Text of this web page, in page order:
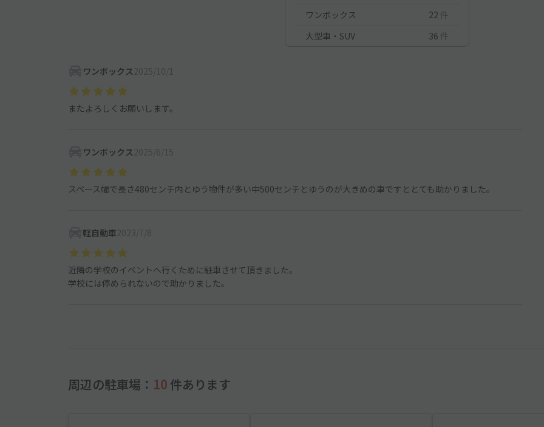
ワンボックス
22 件
大型車・SUV
36 件
ワンボックス 2025/10/1
またよろしくお願いします。
ワンボックス 2025/6/15
スペース幅で長さ480センチ内とゆう物件が多い中500センチとゆうのが大きめの車ですととても助かりました。
軽自動車2023/7/8
近隣の学校のイベントへ行くために駐車させて頂きました。
学校には停められないので助かりました。
周辺の駐車場： 10 件あります